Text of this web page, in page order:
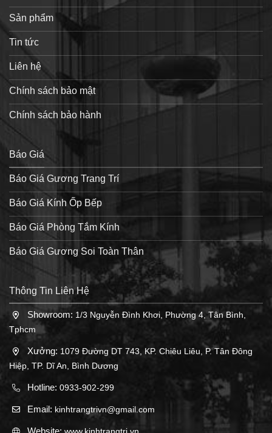
Sản phẩm
Tin tức
Liên hệ
Chính sách bảo mật
Chính sách bảo hành
Báo Giá
Báo Giá Gương Trang Trí
Báo Giá Kính Ốp Bếp
Báo Giá Phòng Tắm Kính
Báo Giá Gương Soi Toàn Thân
Thông Tin Liên Hệ
Showroom: 1/3 Nguyễn Đình Khơi, Phường 4, Tân Bình,
Tphcm
Xưởng: 1079 Đường DT 743, KP. Chiêu Liêu, P. Tân Đông
Hiệp, TP. Dĩ An, Bình Dương
Hotline: 0933-902-299
Email: kinhtrangtrivn@gmail.com